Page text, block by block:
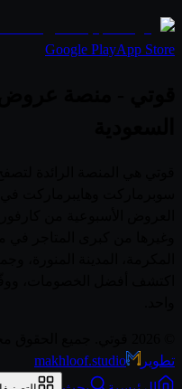
Google PlayApp Store
تطوير
makhloof.studio